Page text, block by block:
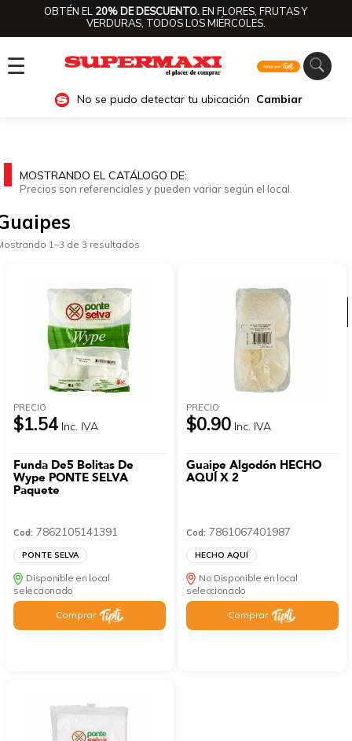
OBTÉN EL 20% DE DESCUENTO.EN FLORES, FRUTAS Y
VERDURAS, TODOS LOS MIÉRCOLES.
☰
No se pudo detectar tu ubicación Cambiar
Ver categorías
MOSTRANDO EL CATÁLOGO DE:
Precios son referenciales y pueden variar según el local.
1–3 de 3 resultados
PRECIO
$1.54 Inc. IVA
Funda De5 Bolitas De
Wype PONTE SELVA
Paquete
Cod: 7862105141391
PONTE SELVA
Disponible en local
seleccionado
Comprar
PRECIO
$0.90 Inc. IVA
Guaipe Algodón HECHO
AQUÍ X 2
Cod: 7861067401987
HECHO AQUÍ
No Disponible en local
seleccionado
Comprar